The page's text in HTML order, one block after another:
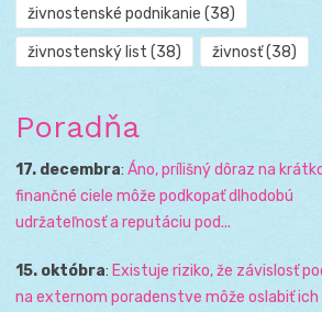
živnostenské podnikanie (38)
živnostenský list (38) živnosť(38)
Poradňa
17. decembra: Áno, prílišný dôraz na
finančné ciele môže podkopať dlhodobú
udržateľnosť a reputáciu pod...
15. októbra: Existuje riziko, že závislosť
na externom poradenstve môže oslabiť ich